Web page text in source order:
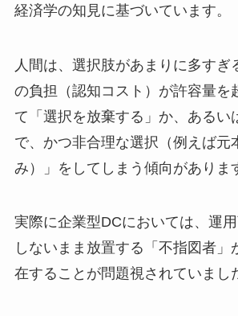
経済学の知見に基づいています。
人間は、選択肢があまりに多すぎ
の負担（認知コスト）が許容量を
て「選択を放棄する」か、あるい
で、かつ非合理な選択（例えば元
み）」をしてしまう傾向がありま
実際に企業型DCにおいては、運
しないまま放置する「不指図者」
在することが問題視されていまし